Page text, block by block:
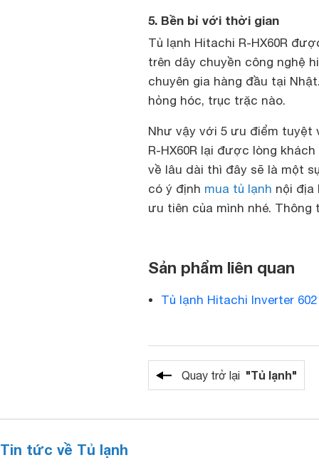
5. Bền bỉ với thời gian
Tủ lạnh Hitachi R-HX60R
trên dây chuyền công nghệ
chuyên gia hàng đầu tại
hỏng hóc, trục trặc nào.
Như vậy với 5 ưu điểm tuyệt
R-HX60R lại được lòng
về lâu dài thì đây sẽ là một
có ý định mua tủ lạnh nội địa
ưu tiên của mình nhé. Thông
Sản phẩm liên quan
Tủ lạnh Hitachi Inverter 602
Quay trở lại "Tủ lạnh"
Tin tức về Tủ lạnh